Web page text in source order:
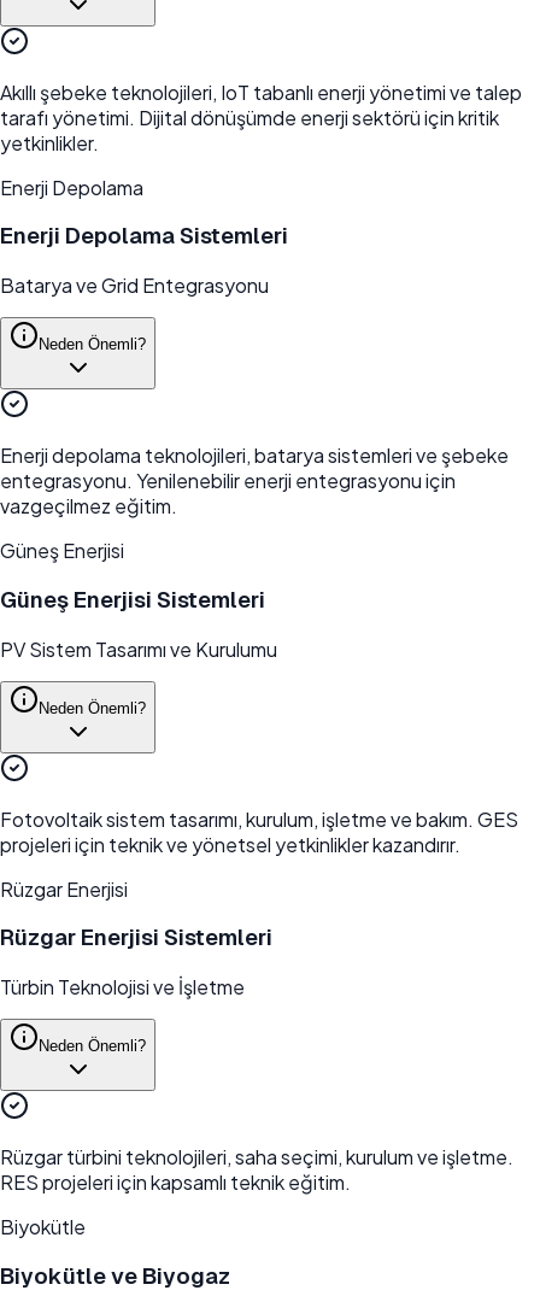
Akıllı şebeke teknolojileri, IoT tabanlı enerji yönetimi ve talep
tarafı yönetimi. Dijital dönüşümde enerji sektörü için kritik
yetkinlikler.
Enerji Depolama
Enerji Depolama Sistemleri
Batarya ve Grid Entegrasyonu
Neden Önemli?
Enerji depolama teknolojileri, batarya sistemleri ve şebeke
entegrasyonu. Yenilenebilir enerji entegrasyonu için
vazgeçilmez eğitim.
Güneş Enerjisi
Güneş Enerjisi Sistemleri
PV Sistem Tasarımı ve Kurulumu
Neden Önemli?
Fotovoltaik sistem tasarımı, kurulum, işletme ve bakım. GES
projeleri için teknik ve yönetsel yetkinlikler kazandırır.
Rüzgar Enerjisi
Rüzgar Enerjisi Sistemleri
Türbin Teknolojisi ve İşletme
Neden Önemli?
Rüzgar türbini teknolojileri, saha seçimi, kurulum ve işletme.
RES projeleri için kapsamlı teknik eğitim.
Biyokütle
Biyokütle ve Biyogaz